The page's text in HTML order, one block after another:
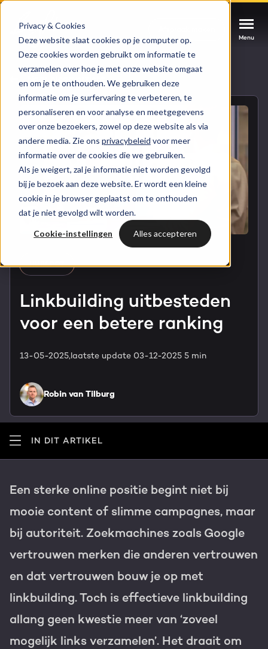
Privacy & Cookies
Deze website slaat cookies op je computer op.
Deze cookies worden gebruikt om informatie te
verzamelen over hoe je met onze website omgaat
en om je te onthouden. We gebruiken deze
informatie om je surfervaring te verbeteren, te
personaliseren en voor analyse en meetgegevens
over onze bezoekers, zowel op deze website als via
andere media. Zie ons privacybeleid voor meer
informatie over de cookies die we gebruiken.
Als je weigert, zal je informatie niet worden gevolgd
bij je bezoek aan deze website. Er wordt een kleine
cookie in je browser geplaatst om te onthouden
dat je niet gevolgd wilt worden.
Cookie-instellingen Alles accepteren
Menu
Menu
HUBSPOT SERVICES
HubSpot implementatie
HubSpot automations
HubSpot integraties
GROWTH SERVICES
Digital marketing
Content & design
AI services
WEBSITE SERVICES
HubSpot websites
Modules & templates
Membership portals
Cases
Branches
Bright
WELKOM BIJ BRIGHT
Team
Contact
HubSpot partner
Awards
Inspiratie
Blog
Events & webinars
HubSpot video's
Kennisbank
PORTAL REVIEW
Haal alles uit je HubSpot licentie
Gratis portal scan
Nederlands Zoek
Menu
Could not loads results. Please refresh the
page.
Naar blogoverzicht
HUBSPOT
Linkbuilding uitbesteden
voor een betere ranking
13-05-2025,laatste update 03-12-2025 5 min
Robin van Tilburg
IN DIT ARTIKEL
Een sterke online positie begint niet bij
mooie content of slimme campagnes, maar
bij autoriteit. Zoekmachines zoals Google
vertrouwen merken die anderen vertrouwen
en dat vertrouwen bouw je op met
linkbuilding. Toch is effectieve linkbuilding
allang geen kwestie meer van ‘zoveel
mogelijk links verzamelen’. Het draait om